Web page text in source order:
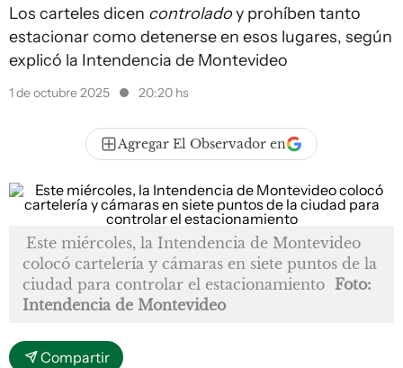
Los carteles dicen controladoy prohíben tanto
estacionar como detenerse en esos lugares, según
explicó la Intendencia de Montevideo
1 de octubre 2025 20:20 hs
Agregar El Observador en
Este miércoles, la Intendencia de Montevideo
colocó cartelería y cámaras en siete puntos de la
ciudad para controlar el estacionamiento Foto:
Intendencia de Montevideo
Compartir